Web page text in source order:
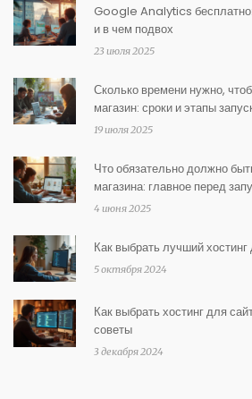
Google Analytics
и в чем подвох
23 июля 2025
Сколько времени нужно,
магазин: сроки и этапы
19 июля 2025
Что обязательно должно
магазина: главное перед
4 июня 2025
Как выбрать лучший
5 октября 2024
Как выбрать хостинг для
советы
3 декабря 2024